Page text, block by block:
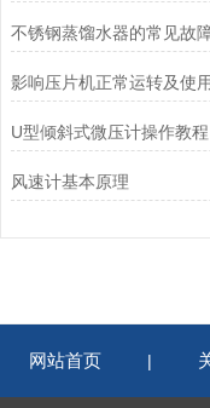
不锈钢蒸馏水器的常见故
影响压片机正常运转及使
风速计基本原理
网站首页 |